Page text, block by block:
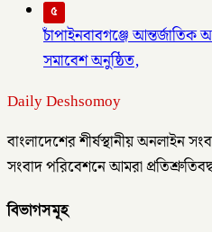
৫
চাঁপাইনবাবগঞ্জে আন্তর্জাতিক
সমাবেশ অনুষ্ঠিত,
Daily Deshsomoy
বাংলাদেশের শীর্ষস্থানীয় অনলাইন
সংবাদ পরিবেশনে আমরা
বিভাগসমূহ